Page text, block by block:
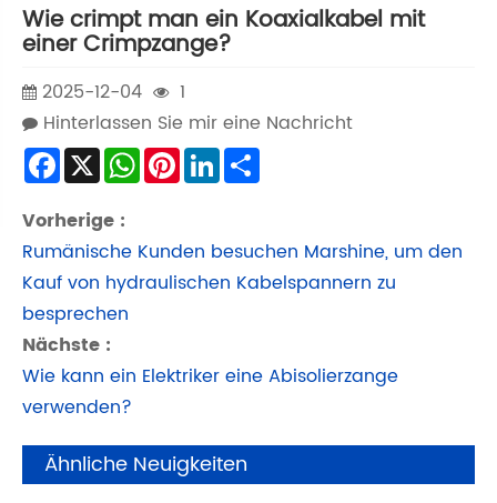
Wie crimpt man ein Koaxialkabel mit
einer Crimpzange?
2025-12-04
1
Hinterlassen Sie mir eine Nachricht
Facebook
X WhatsApp
Pinterest
LinkedIn
Vorherige :
Rumänische Kunden besuchen Marshine, um den
Kauf von hydraulischen Kabelspannern zu
besprechen
Nächste :
Wie kann ein Elektriker eine Abisolierzange
verwenden?
Ähnliche Neuigkeiten